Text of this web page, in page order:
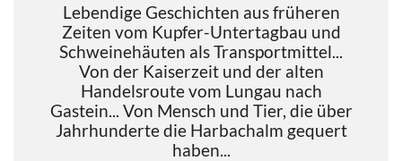
Lebendige Geschichten aus früheren
Zeiten vom Kupfer-Untertagbau und
Schweinehäuten als Transportmittel...
Von der Kaiserzeit und der alten
Handelsroute vom Lungau nach
Gastein... Von Mensch und Tier, die über
Jahrhunderte die Harbachalm gequert
haben...